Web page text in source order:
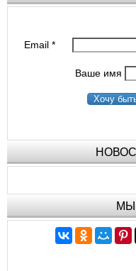
Email*
Ваше имя
Хочу
МЫ